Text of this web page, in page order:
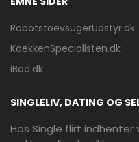
RobotstoevsugerUdstyr.dk
KoekkenSpecialisten.dk
iBad.dk
SINGLELIV, DATING OG
Hos Single flirt